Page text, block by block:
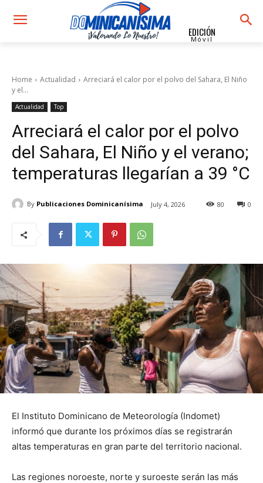
EDICIÓN
Móvil
Home Actualidad
Arreciará el calor por el polvo del Sahara, El Niño
y el...
Actualidad Top
Arreciará el calor por el polvo
del Sahara, El Niño y el verano;
temperaturas llegarían a 39 °C
By Publicaciones Dominicanísima July 4, 2026 0
80
El Instituto Dominicano de Meteorología (Indomet)
informó que durante los próximos días se registrarán
altas temperaturas en gran parte del territorio nacional.
Las regiones noroeste, norte y suroeste serán las más